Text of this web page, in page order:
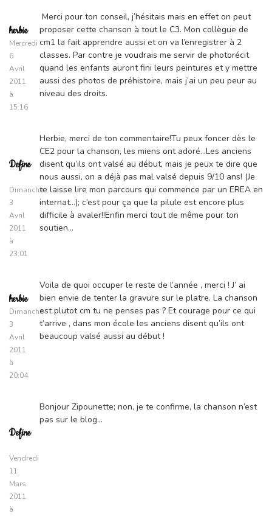
herbie
Mercredi
6
Avril
2011
à
15:16
Merci pour ton conseil, j’hésitais mais en effet on peut
proposer cette chanson à tout le C3. Mon collègue de
cm1 la fait apprendre aussi et on va l’enregistrer à 2
classes. Par contre je voudrais me servir de photorécit
quand les enfants auront fini leurs peintures et y mettre
aussi des photos de préhistoire, mais j’ai un peu peur au
niveau des droits.
Define
Dimanche
3
Avril
2011
à
23:01
Herbie, merci de ton commentaire!Tu peux foncer dès le
CE2 pour la chanson, les miens ont adoré…Les anciens
disent qu’ils ont valsé au début, mais je peux te dire que
nous aussi, on a déjà pas mal valsé depuis 9/10 ans! (Je
te laisse lire mon parcours qui commence par un EREA en
internat…); c’est pour ça que la pilule est encore plus
difficile à avaler!!Enfin merci tout de même pour ton
soutien…
herbie
Dimanche
3
Avril
2011
à
20:04
Voila de quoi occuper le reste de l’année , merci ! J’ ai
bien envie de tenter la gravure sur le platre. La chanson
est plutot cm tu ne penses pas ? Et courage pour ce qui
t’arrive , dans mon école les anciens disent qu’ils ont
beaucoup valsé aussi au début !
Define
Vendredi
11
Mars
2011
à
Bonjour Zipounette; non, je te confirme, la chanson n’est
pas sur le blog…